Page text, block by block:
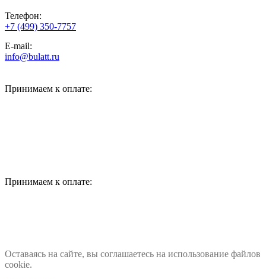
Телефон:
+7 (499) 350-7757
E-mail:
info@bulatt.ru
Принимаем к оплате:
Принимаем к оплате:
Оставаясь на сайте, вы соглашаетесь на использование файлов
cookie.